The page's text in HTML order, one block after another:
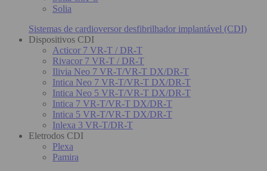
Solia
Sistemas de cardioversor desfibrilhador implantável (CDI)
Dispositivos CDI
Acticor 7 VR-T / DR-T
Rivacor 7 VR-T / DR-T
Ilivia Neo 7 VR-T/VR-T DX/DR-T
Intica Neo 7 VR-T/VR-T DX/DR-T
Intica Neo 5 VR-T/VR-T DX/DR-T
Intica 7 VR-T/VR-T DX/DR-T
Intica 5 VR-T/VR-T DX/DR-T
Inlexa 3 VR-T/DR-T
Eletrodos CDI
Plexa
Pamira